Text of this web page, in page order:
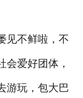
车资讯
不鲜啦，不
会爱好团体，
游玩，包大巴